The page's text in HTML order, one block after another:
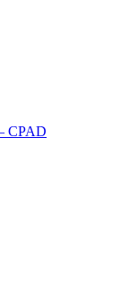
CPAD